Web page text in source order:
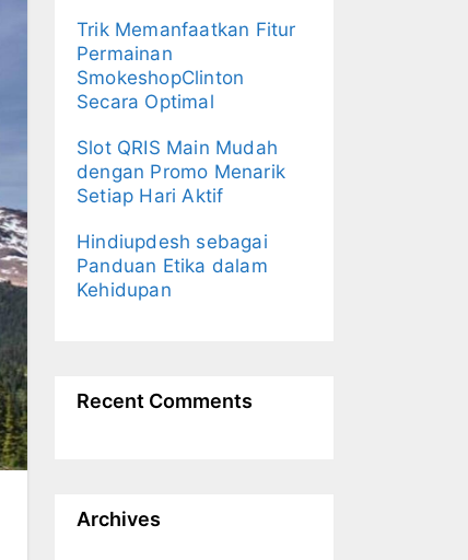
Trik Memanfaatkan Fitur
Permainan
SmokeshopClinton
Secara Optimal
Slot QRIS Main Mudah
dengan Promo Menarik
Setiap Hari Aktif
Hindiupdesh sebagai
Panduan Etika dalam
Kehidupan
Recent Comments
Archives